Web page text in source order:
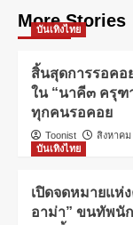
More Stories
บันเทิงไทย
สิ้นสุดการรอคอ
ใน “นาคี๓ ครุฑ
ทุกคนรอคอย
Toonist
สิงหาคม
บันเทิงไทย
เปิดจดหมายแห่
อาม่า” ขนทัพนั